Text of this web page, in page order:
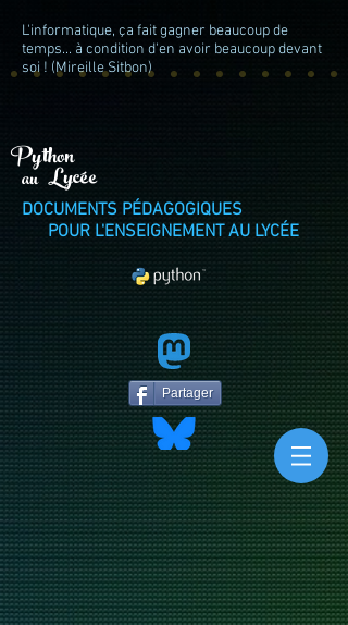
L'informatique, ça fait gagner beaucoup de
temps... à condition d'en avoir beaucoup devant
soi ! (Mireille Sitbon)
au
Python
Lycée
DOCUMENTS PÉDAGOGIQUES
POUR L'ENSEIGNEMENT AU LYCÉE
Partager